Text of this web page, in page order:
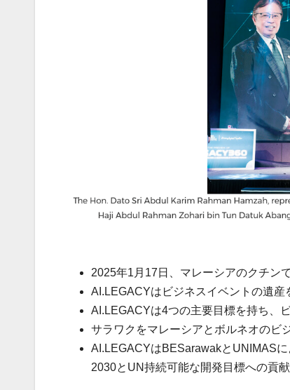
2025年1月17日、マレーシアのクチン
AI.LEGACYはビジネスイベントの遺
AI.LEGACYは4つの主要目標を持ち、
サラワクをマレーシアとボルネオのビ
AI.LEGACYはBESarawakとUNIMAS
2030とUN持続可能な開発目標への貢